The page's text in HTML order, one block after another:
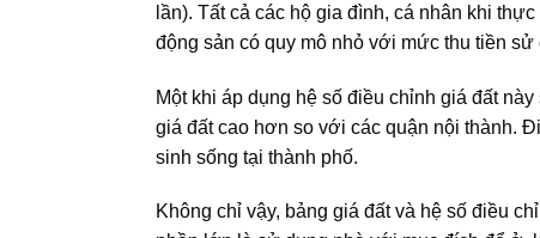
lần). Tất cả các hộ gia đình, cá nhân khi
động sản có quy mô nhỏ với mức thu tiền
Một khi áp dụng hệ số điều chỉnh giá đất
giá đất cao hơn so với các quận nội thành.
sinh sống tại thành phố.
Không chỉ vậy, bảng giá đất và hệ số điều